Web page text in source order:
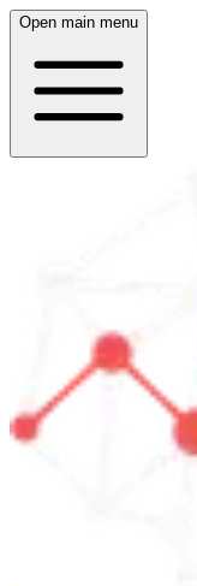
Open main menu